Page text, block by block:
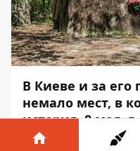
В Киеве и за его
немало мест, в
история. 8 мая,
примирения, мы